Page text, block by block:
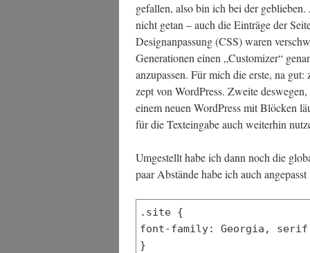
gefal­len, also bin ich bei der
nicht getan – auch die Ein­trä­ge der
Design­an­pas­sung (CSS) waren
Gene­ra­tio­nen einen „Cus­to­mi­zer“
anzu­pas­sen. Für mich die ers­te, na
zept von Word­Press. Zwei­te
einem neu­en Word­Press mit Blö­cken
für die Text­ein­ga­be auch wei­ter­hin
Umge­stellt habe ich dann noch die
paar Abstän­de habe ich auch
.site {
font-family: Georgia,
}